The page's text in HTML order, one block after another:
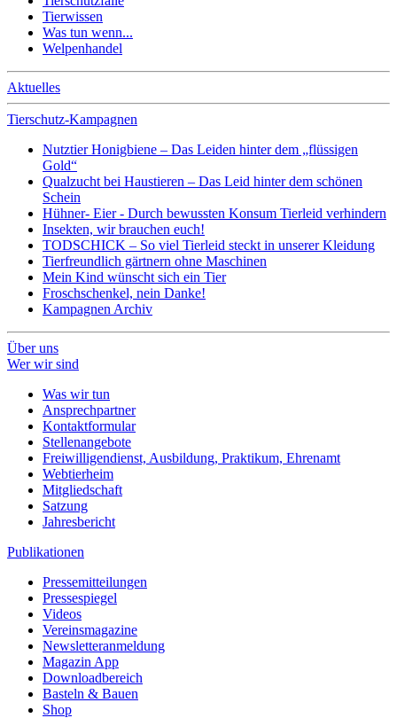
Tierwissen
Was tun wenn...
Welpenhandel
Aktuelles
Tierschutz-Kampagnen
Nutztier Honigbiene – Das Leiden hinter dem „flüssigen
Gold“
Qualzucht bei Haustieren – Das Leid hinter dem schönen
Schein
Hühner- Eier - Durch bewussten Konsum Tierleid verhindern
Insekten, wir brauchen euch!
TODSCHICK – So viel Tierleid steckt in unserer Kleidung
Tierfreundlich gärtnern ohne Maschinen
Mein Kind wünscht sich ein Tier
Froschschenkel, nein Danke!
Kampagnen Archiv
Über uns
Wer wir sind
Was wir tun
Ansprechpartner
Kontaktformular
Stellenangebote
Freiwilligendienst, Ausbildung, Praktikum, Ehrenamt
Webtierheim
Mitgliedschaft
Satzung
Jahresbericht
Publikationen
Pressemitteilungen
Pressespiegel
Videos
Vereinsmagazine
Newsletteranmeldung
Magazin App
Downloadbereich
Basteln & Bauen
Shop